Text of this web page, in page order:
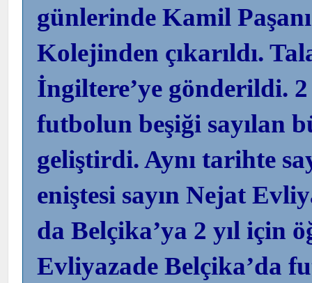
günlerinde Kamil
Kolejinden çıkarıldı.
İngiltere’ye gönderildi.
futbolun beşiği sayılan
geliştirdi. Aynı tarihte
eniştesi sayın Nejat
da Belçika’ya 2 yıl için
Evliyazade Belçika’da